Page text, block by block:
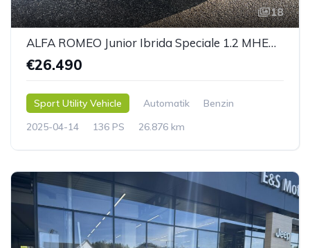
18
ALFA ROMEO Junior Ibrida Speciale 1.2 MHEV e-DCT 6
€26.490
Sport Utility Vehicle Automatik
Benzin
2025-04-14
136 PS 26.876 km